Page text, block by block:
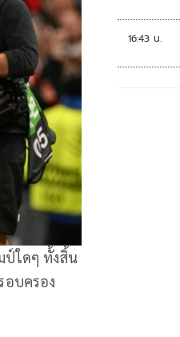
ป์ใดๆ ทั้งสิ้น
อบครอง
16:43 น.